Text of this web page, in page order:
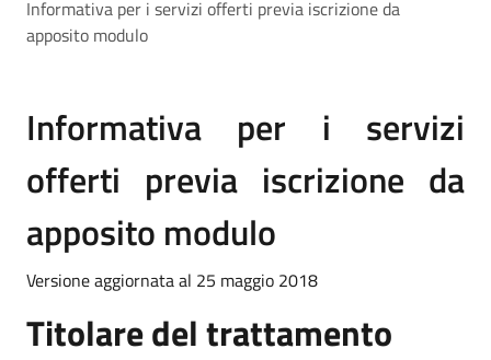
Informativa per i servizi offerti previa iscrizione da
apposito modulo
Informativa per i servizi
offerti previa iscrizione da
apposito modulo
Versione aggiornata al 25 maggio 2018
Titolare del trattamento